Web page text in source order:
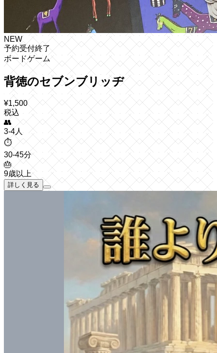
NEW
予約受付終了
ボードゲーム
背徳のセブンブリッヂ
¥1,500
税込
👥
3-4人
⏱️
30-45分
🎂
9歳以上
詳しく見る